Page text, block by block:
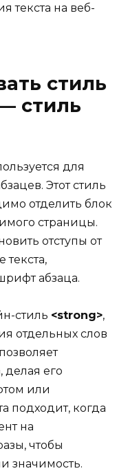
текста на веб-
стиль
стиль
для
Этот стиль
отделить блок
страницы.
отступы от
абзаца.
стиль <strong>,
отдельных слов
делая его
или
подходит, когда
на
чтобы
значимость.